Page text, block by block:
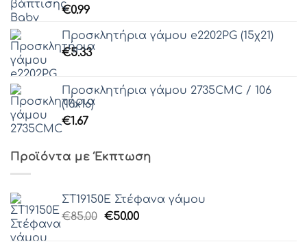
€0.99
Προσκλητήρια γάμου e2202PG (15χ21)
€5.33
Προσκλητήρια γάμου 2735CMC / 106
(16x16)
€1.67
Προϊόντα με Έκπτωση
ΣΤ19150Ε Στέφανα γάμου
€85.00 Original
€50.00Η